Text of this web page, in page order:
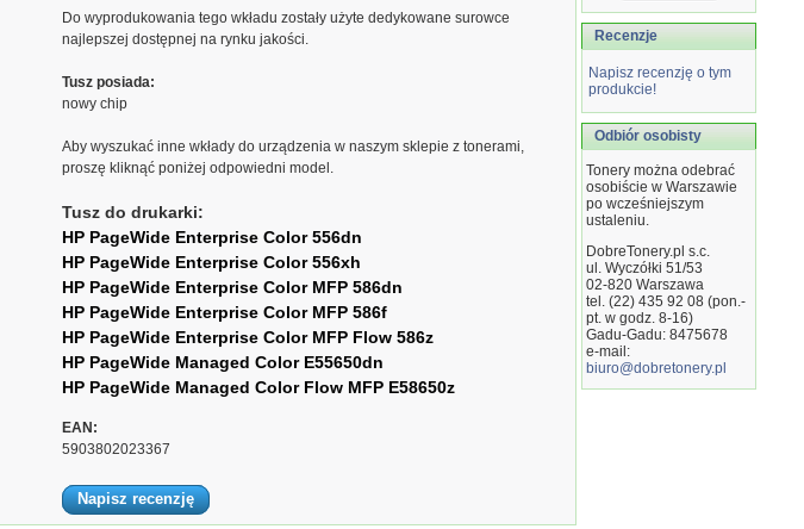
Do wyprodukowania tego wkładu zostały użyte dedykowane surowce
najlepszej dostępnej na rynku jakości.
Tusz posiada:
nowy chip
Aby wyszukać inne wkłady do urządzenia w naszym sklepie z tonerami,
proszę kliknąć poniżej odpowiedni model.
Tusz do drukarki:
HP PageWide Enterprise Color 556dn
HP PageWide Enterprise Color 556xh
HP PageWide Enterprise Color MFP 586dn
HP PageWide Enterprise Color MFP 586f
HP PageWide Enterprise Color MFP Flow 586z
HP PageWide Managed Color E55650dn
HP PageWide Managed Color Flow MFP E58650z
EAN:
5903802023367
Napisz recenzję
Recenzje
Napisz recenzję o tym
produkcie!
Odbiór osobisty
Tonery można odebrać
osobiście w Warszawie
po wcześniejszym
ustaleniu.
DobreTonery.pl s.c.
ul. Wyczółki 51/53
02-820 Warszawa
tel. (22) 435 92 08 (pon.-
pt. w godz. 8-16)
Gadu-Gadu: 8475678
e-mail:
biuro@dobretonery.pl